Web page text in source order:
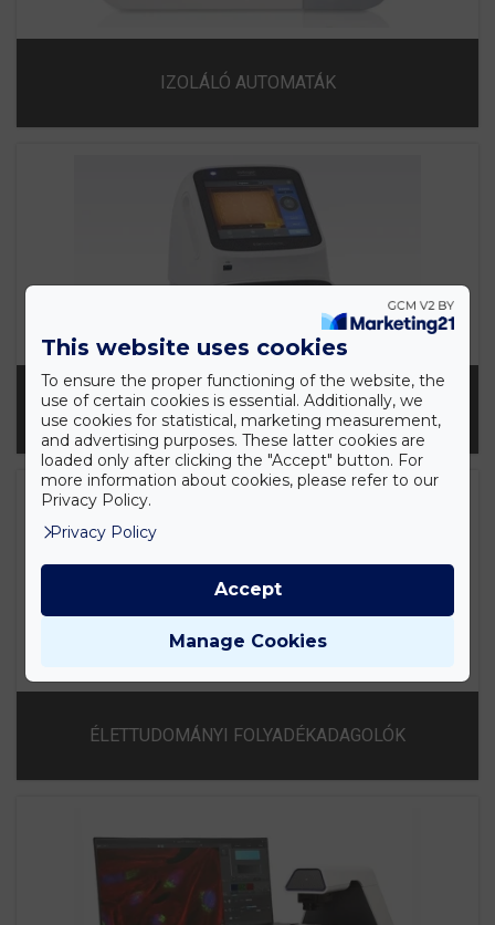
IZOLÁLÓ AUTOMATÁK
GÉLELEKTROFORÉZIS, GÉLDOKUMENTÁCIÓ
ÉLETTUDOMÁNYI FOLYADÉKADAGOLÓK
This website uses cookies
To ensure the proper functioning of the website, the
use of certain cookies is essential. Additionally, we
use cookies for statistical, marketing measurement,
and advertising purposes. These latter cookies are
loaded only after clicking the "Accept" button. For
more information about cookies, please refer to our
Privacy Policy.
Privacy Policy
Manage Cookies
Accept